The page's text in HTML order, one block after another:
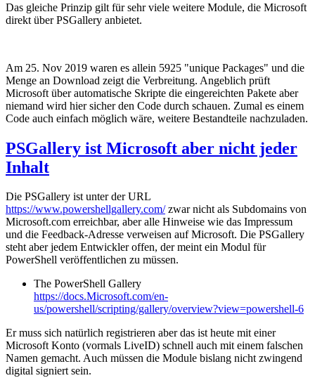
Das gleiche Prinzip gilt für sehr viele weitere Module, die Microsoft
direkt über PSGallery anbietet.
Am 25. Nov 2019 waren es allein 5925 "unique Packages" und die
Menge an Download zeigt die Verbreitung. Angeblich prüft
Microsoft über automatische Skripte die eingereichten Pakete aber
niemand wird hier sicher den Code durch schauen. Zumal es einem
Code auch einfach möglich wäre, weitere Bestandteile nachzuladen.
PSGallery ist Microsoft aber nicht jeder
Inhalt
Die PSGallery ist unter der URL
https://www.powershellgallery.com/zwar nicht als Subdomains von
Microsoft.com erreichbar, aber alle Hinweise wie das Impressum
und die Feedback-Adresse verweisen auf Microsoft. Die PSGallery
steht aber jedem Entwickler offen, der meint ein Modul für
PowerShell veröffentlichen zu müssen.
The PowerShell Gallery
https://docs.Microsoft.com/en-
us/powershell/scripting/gallery/overview?view=powershell-6
Er muss sich natürlich registrieren aber das ist heute mit einer
Microsoft Konto (vormals LiveID) schnell auch mit einem falschen
Namen gemacht. Auch müssen die Module bislang nicht zwingend
digital signiert sein.